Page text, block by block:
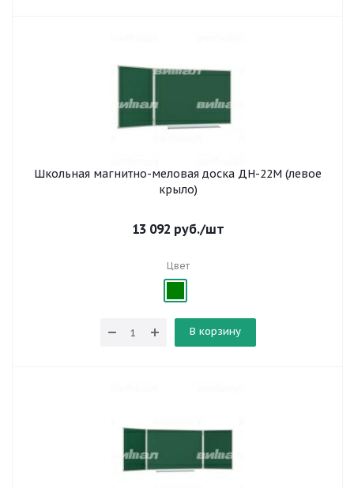
Школьная магнитно-меловая доска ДН-22М (левое
крыло)
13 092 руб./шт
Цвет
В корзину